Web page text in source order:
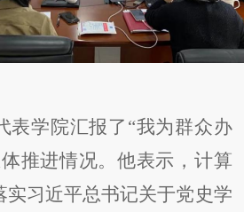
表学院汇报了 “我为群众办
推进情况。他表示，计算
实习近平总书记关于党史学